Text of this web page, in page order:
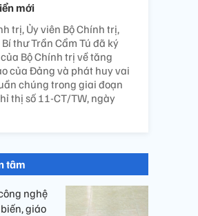
mới
trị, Ủy viên Bộ Chính trị,
thư Trần Cẩm Tú đã ký
Bộ Chính trị về tăng
của Đảng và phát huy vai
chúng trong giai đoạn
thị số 11-CT/TW, ngày
tâm
nghệ
giáo